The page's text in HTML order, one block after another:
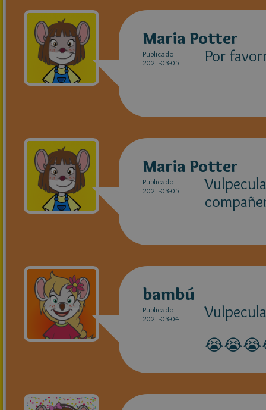
Maria Potter
Publicado
2021-03-05
Por
Maria Potter
Publicado
2021-03-05
bambú
Publicado
2021-03-04